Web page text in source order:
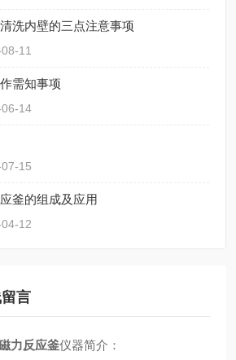
洗内壁的三点注意事项
11
需知事项
14
15
釜的组成及应用
12
言
力反应釜仪器简介 ：